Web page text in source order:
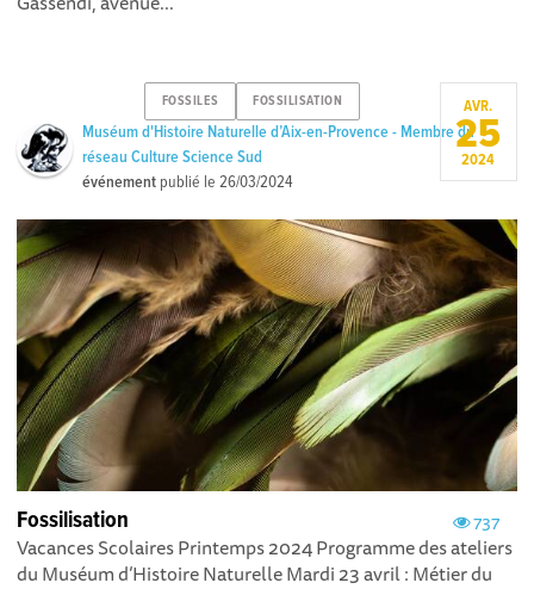
FOSSILES FOSSILISATION
Muséum d'Histoire Naturelle d’Aix-en-Provence - Membre du
réseau Culture Science Sud
événement publié le26/03/2024
AVR.
25
2024
737
Fossilisation
Vacances Scolaires Printemps 2024 Programme des ateliers
du Muséum d’Histoire Naturelle Mardi 23 avril : Métier du